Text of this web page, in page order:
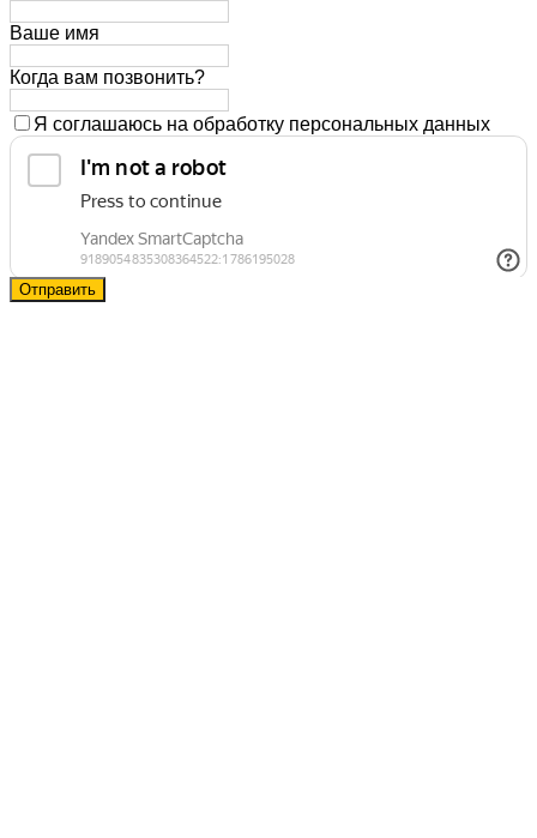
Ваше имя
Когда вам позвонить?
Я соглашаюсь на обработку персональных данных